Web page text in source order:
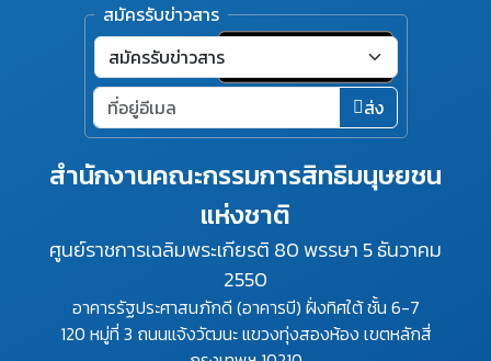
สำนักงานคณะกรรมการสิทธิมนุษยชน
แห่งชาติ
ศูนย์ราชการเฉลิมพระเกียรติ 80 พรรษา 5 ธันวาคม
2550
อาคารรัฐประศาสนภักดี (อาคารบี) ฝั่งทิศใต้ ชั้น 6-7
120 หมู่ที่ 3 ถนนแจ้งวัฒนะ แขวงทุ่งสองห้อง เขตหลักสี่
สมัครรับข่าวสาร
ส่ง